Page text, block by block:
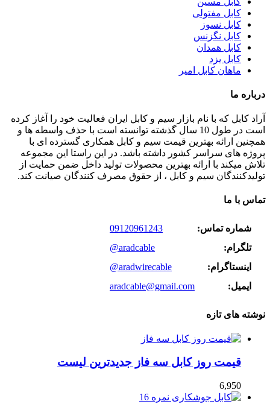
کابل مفتولی
کابل نسوز
کابل نگزنس
کابل همدان
کابل یزد
ماهان کابل امیر
درباره ما
آراد کابل که با نام بازار سیم و کابل ایران فعالیت خود را آغاز کرده
است در طول 10 سال گذشته توانسته است با حذف واسطه ها و
همچنین ارائه بهترین قیمت سیم و کابل همکاری گسترده ای با
پروژه های سراسر کشور داشته باشد. در این راستا این مجموعه
تلاش میکند با ارائه بهترین محصولات تولید داخل ضمن حمایت از
تولیدکنندگان سیم و کابل ، از حقوق مصرف کنندگان صیانت کند.
تماس با ما
شماره تماس:
09120961243
تلگرام:
@aradcable
اینستاگرام:
@aradwirecable
ایمیل:
aradcable@gmail.com
نوشته های تازه
قیمت روز کابل سه فاز جدیدترین لیست
6,950